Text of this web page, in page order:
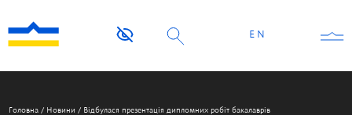
EN
Головна / Новини / Відбулася презентація дипломних робіт бакалаврів